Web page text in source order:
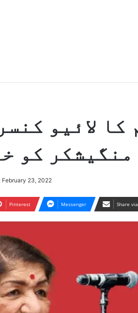
کا لائیو
منگیشکر کو
February 23, 2022
Pinterest Messenger Share